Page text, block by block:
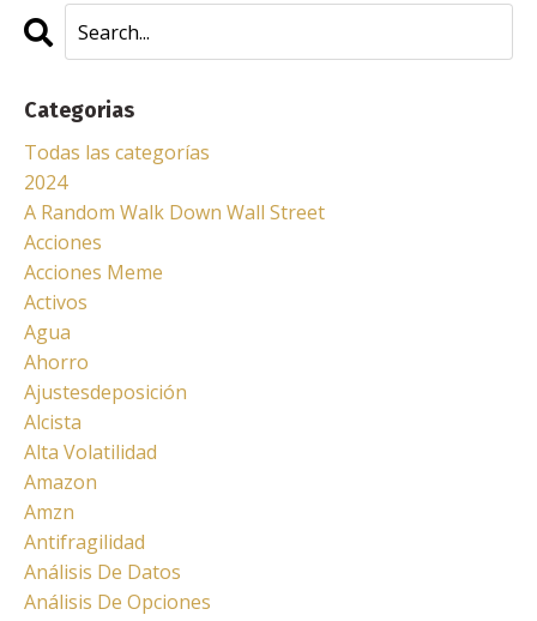
Categorias
Todas las categorías
2024
A Random Walk Down Wall Street
Acciones
Acciones Meme
Activos
Agua
Ahorro
Ajustesdeposición
Alcista
Alta Volatilidad
Amazon
Amzn
Antifragilidad
Análisis De Datos
Análisis De Opciones